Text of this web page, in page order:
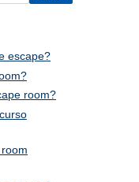
escape?
room?